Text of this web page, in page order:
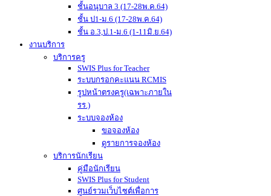
ชั้นอนุบาล 3 (17-28พ.ค.64)
ชั้น ป1-ม.6 (17-28พ.ค.64)
ชั้น อ.3,ป.1-ม.6 (1-11มิ.ย.64)
งานบริการ
บริการครู
SWIS Plus for Teacher
ระบบกรอกคะแนน RCMIS
รูปหน้าตรงครู(เฉพาะภายใน
รร.)
ระบบจองห้อง
ขอจองห้อง
ดูรายการจองห้อง
บริการนักเรียน
คู่มือนักเรียน
SWIS Plus for Student
ศูนย์รวมเว็บไซต์เพื่อการ